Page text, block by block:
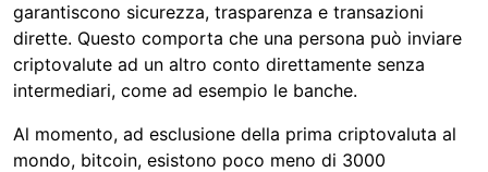
garantiscono sicurezza, trasparenza e transazioni
dirette. Questo comporta che una persona può inviare
criptovalute ad un altro conto direttamente senza
intermediari, come ad esempio le banche.
Al momento, ad esclusione della prima criptovaluta al
mondo, bitcoin, esistono poco meno di 3000